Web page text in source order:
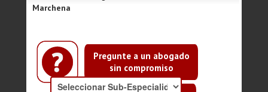
Pregunte a un abogado
sin compromiso
Marchena